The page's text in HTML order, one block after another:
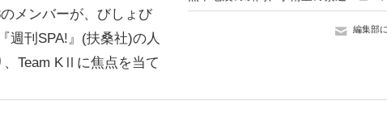
編集部
メンバーが、びしょび
週刊SPA!』(扶桑社)の人
Team KⅡに焦点を当て